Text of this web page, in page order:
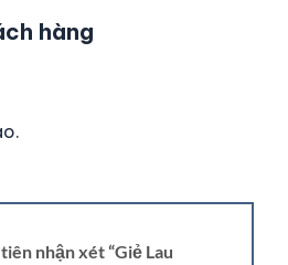
hàng
nhận xét “Giẻ Lau